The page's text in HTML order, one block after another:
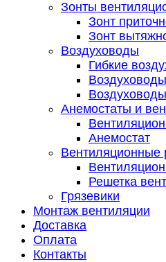
Зонты
Зонт
Зонт
Воздуховоды
Гибкие
Анемостаты и
Анемостат
Вентиляционные
Решетка
Грязевики
Монтаж вентиляции
Доставка
Оплата
Контакты